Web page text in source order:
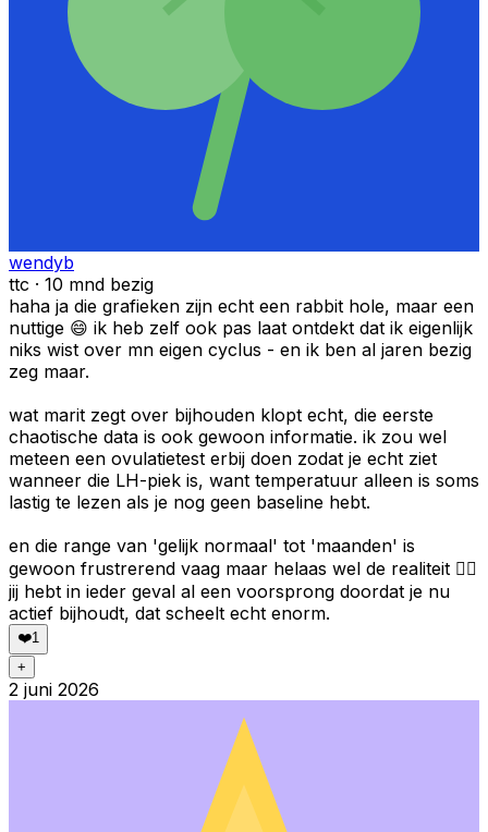
wendyb
ttc · 10 mnd bezig
haha ja die grafieken zijn echt een rabbit hole, maar een
nuttige 😄 ik heb zelf ook pas laat ontdekt dat ik eigenlijk
niks wist over mn eigen cyclus - en ik ben al jaren bezig
zeg maar.
wat marit zegt over bijhouden klopt echt, die eerste
chaotische data is ook gewoon informatie. ik zou wel
meteen een ovulatietest erbij doen zodat je echt ziet
wanneer die LH-piek is, want temperatuur alleen is soms
lastig te lezen als je nog geen baseline hebt.
en die range van 'gelijk normaal' tot 'maanden' is
gewoon frustrerend vaag maar helaas wel de realiteit 😮‍💨
jij hebt in ieder geval al een voorsprong doordat je nu
actief bijhoudt, dat scheelt echt enorm.
❤️1
+
2 juni 2026